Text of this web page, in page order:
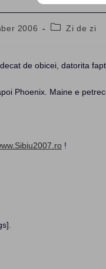
2006
PostZi de zi
de obicei, datorita
Phoenix. Maine e
!